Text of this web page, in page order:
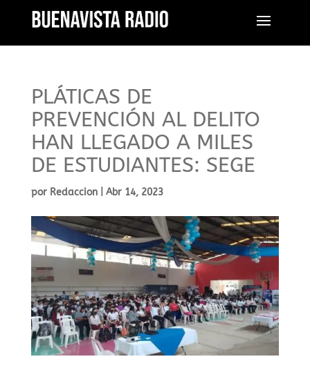
PLÁTICAS DE
PREVENCIÓN AL DELITO
HAN LLEGADO A MILES
DE ESTUDIANTES: SEGE
por Redaccion| Abr 14, 2023